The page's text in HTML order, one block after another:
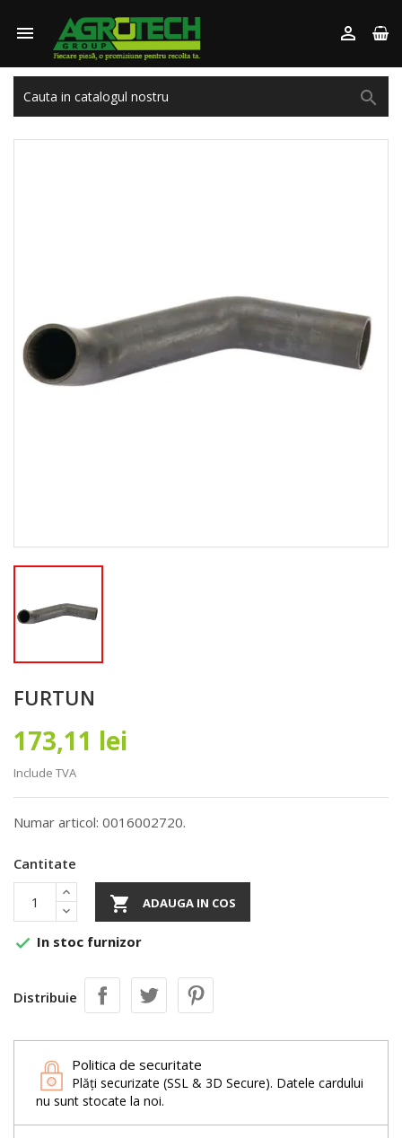
 

FURTUN
173,11 lei
Include TVA
Numar articol: 0016002720.
Cantitate
 ADAUGA IN COS
 In stoc furnizor
Distribuie
Politica de securitate
Plăți securizate (SSL & 3D Secure). Datele cardului
nu sunt stocate la noi.